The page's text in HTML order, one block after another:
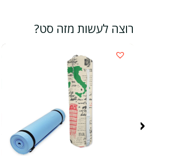
רוצה לעשות מזה סט?
‹